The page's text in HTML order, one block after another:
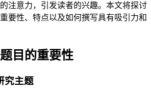
注意力，引发读者的兴趣。本文将探讨
要性、特点以及如何撰写具有吸引力和
目的重要性
究主题